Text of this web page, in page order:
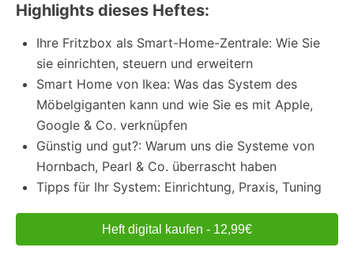
Highlights dieses Heftes:
Ihre Fritzbox als Smart-Home-Zentrale: Wie Sie
sie einrichten, steuern und erweitern
Smart Home von Ikea: Was das System des
Möbelgiganten kann und wie Sie es mit Apple,
Google & Co. verknüpfen
Günstig und gut?: Warum uns die Systeme von
Hornbach, Pearl & Co. überrascht haben
Tipps für Ihr System: Einrichtung, Praxis, Tuning
Heft digital kaufen - 12,99€